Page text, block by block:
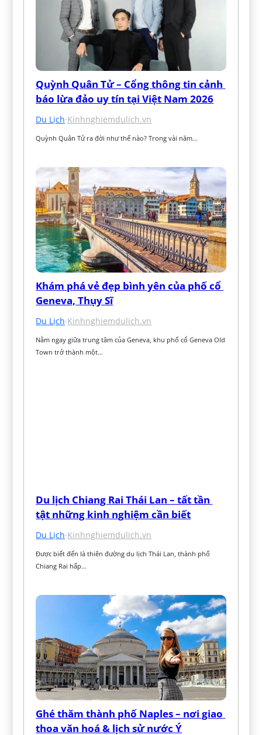
Quỳnh Quân Tử – Cổng thông tin cảnh
báo lừa đảo uy tín tại Việt Nam 2026
Du Lịch·Kinhnghiemdulich.vn
Quỳnh Quân Tử ra đời như thế nào? Trong vài năm…
Khám phá vẻ đẹp bình yên của phố cổ
Geneva, Thụy Sĩ
Du Lịch·Kinhnghiemdulich.vn
Nằm ngay giữa trung tâm của Geneva, khu phố cổ Geneva Old
Town trở thành một…
Du lịch Chiang Rai Thái Lan – tất tần
tật những kinh nghiệm cần biết
Du Lịch·Kinhnghiemdulich.vn
Được biết đến là thiên đường du lịch Thái Lan, thành phố
Chiang Rai hấp…
Ghé thăm thành phố Naples – nơi giao
thoa văn hoá & lịch sử nước Ý